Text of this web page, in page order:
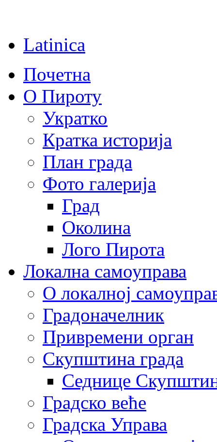
Latinica
Почетна
О Пироту
Укратко
Кратка историја
План града
Фото галерија
Град
Околина
Лого Пирота
Локална самоуправа
О локалној
Градоначелник
Привремени орган
Скупштина града
Седнице
Градско веће
Градска Управа